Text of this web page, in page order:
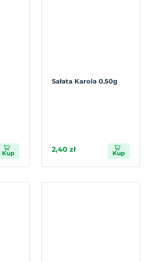
Kup
Sałata Karola 0.50g
2,40 zł Kup